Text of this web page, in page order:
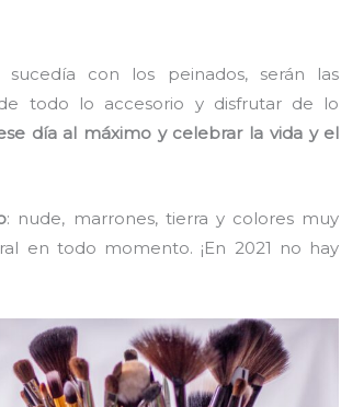
con los peinados, serán las
todo lo accesorio y disfrutar de lo
día al máximo y celebrar la vida y el
: nude, marrones, tierra y colores muy
en todo momento. ¡En 2021 no hay